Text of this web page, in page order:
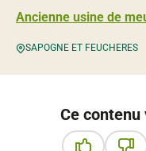
Ancienne usine de
SAPOGNE ET FEUCHERES
Ce contenu